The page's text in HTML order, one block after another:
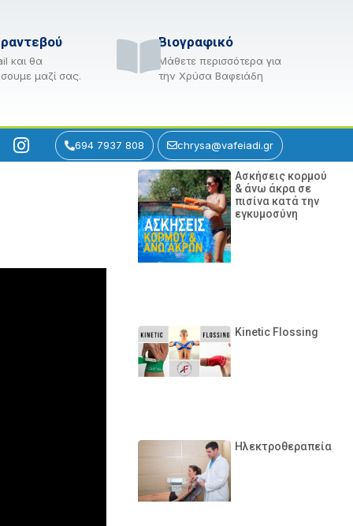
και θα
μαζί σας.
Βιογραφικό
Μάθετε περισσότερα για
την Χρύσα Βαφειάδη
694 7937 808 chrysa@vafeiadi.gr
Ασκήσεις κορμού
& άνω άκρα σε
πισίνα κατά την
εγκυμοσύνη
Kinetic Flossing
Ηλεκτροθεραπεία